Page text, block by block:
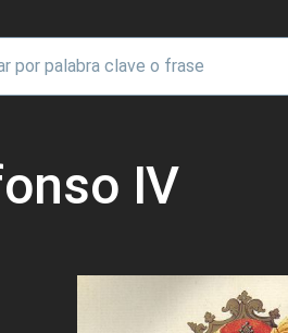
IV